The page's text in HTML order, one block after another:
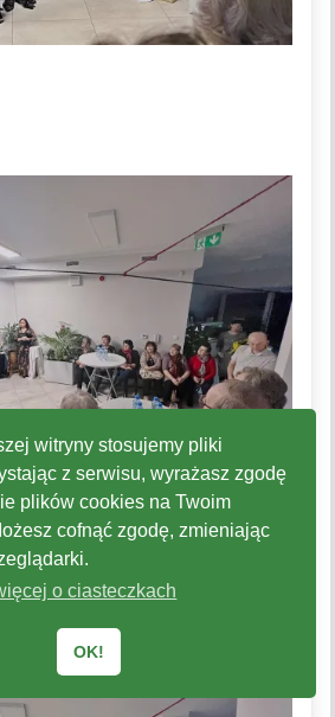
witryny stosujemy pliki
z serwisu, wyrażasz zgodę
plików cookies na Twoim
cofnąć zgodę, zmieniając
o ciasteczkach
OK!